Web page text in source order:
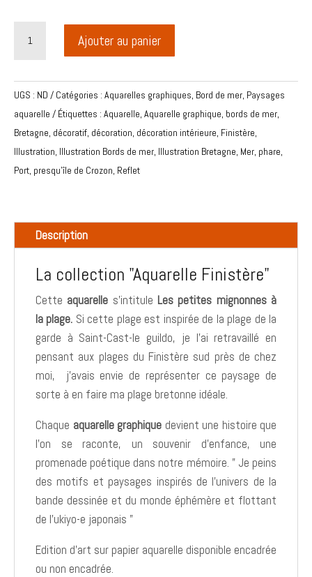
aquarelle
petites
mignonnes
Ajouter au panier
UGS : ND Catégories : Aquarelles graphiques, Bord de mer, Paysages
aquarelle
Étiquettes : Aquarelle, Aquarelle graphique, bords de mer,
Bretagne, décoratif, décoration, décoration intérieure, Finistère,
Illustration, Illustration Bords de mer, Illustration Bretagne, Mer, phare,
Port, presqu'île de Crozon, Reflet
Description
La collection "Aquarelle Finistère"
Cette aquarelle s'intitule Les petites mignonnes à
la plage. Si cette plage est inspirée de la plage de la
garde à Saint-Cast-le guildo, je l'ai retravaillé en
pensant aux plages du Finistère sud près de chez
moi, j'avais envie de représenter ce paysage de
sorte à en faire ma plage bretonne idéale.
Chaque aquarelle graphique devient une histoire que
l'on se raconte, un souvenir d'enfance, une
promenade poétique dans notre mémoire. " Je peins
des motifs et paysages inspirés de l'univers de la
bande dessinée et du monde éphémère et flottant
de l'ukiyo-e japonais "
Edition d'art sur papier aquarelle disponible encadrée
ou non encadrée.